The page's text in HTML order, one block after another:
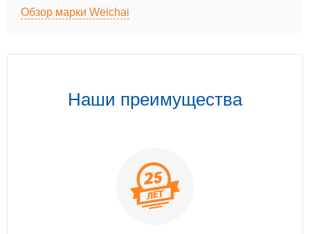
Обзор марки Weichai
Наши преимущества